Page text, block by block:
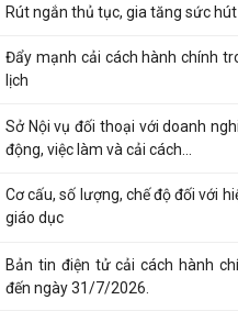
Bản tin điện tử cải cách hành
KHAI THÁC TÀI LIỆU SỐ PHỤC
BIỂU DƯƠNG HÀNH ĐỘNG ĐẸP:
DUY TRÌ XỬ LÝ THƯỜNG
PHƯỜNG LÊ THANH NGHỊ: LAN